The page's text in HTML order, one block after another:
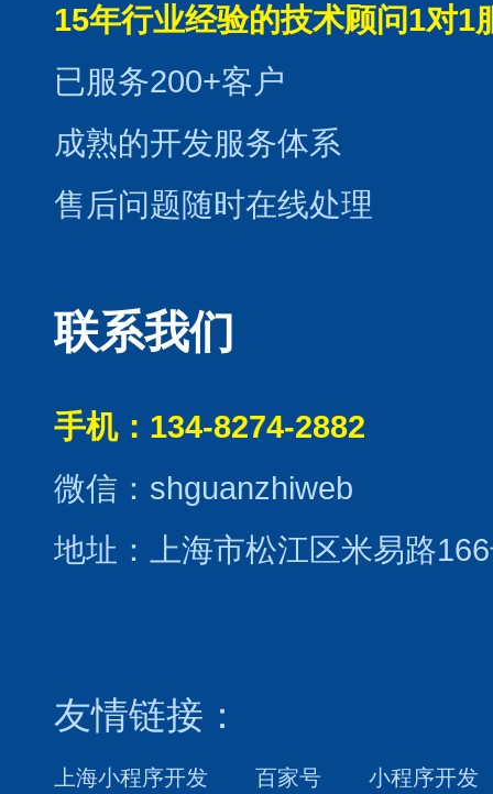
15年行业经验的技术顾问1对1
已服务200+客户
成熟的开发服务体系
售后问题随时在线处理
联系我们
手机：134-8274-2882
微信：shguanzhiweb
地址：上海市松江区米易路
友情链接：
上海小程序开发 百家号 小程序开发